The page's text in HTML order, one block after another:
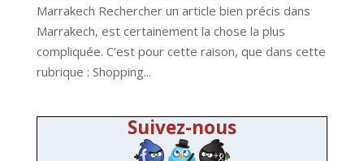
Marrakech Rechercher un article bien précis dans
Marrakech, est certainement la chose la plus
compliquée. C’est pour cette raison, que dans cette
rubrique : Shopping...
Suivez-nous